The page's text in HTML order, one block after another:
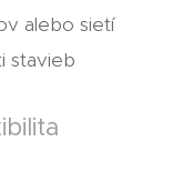
alebo sietí
stavieb